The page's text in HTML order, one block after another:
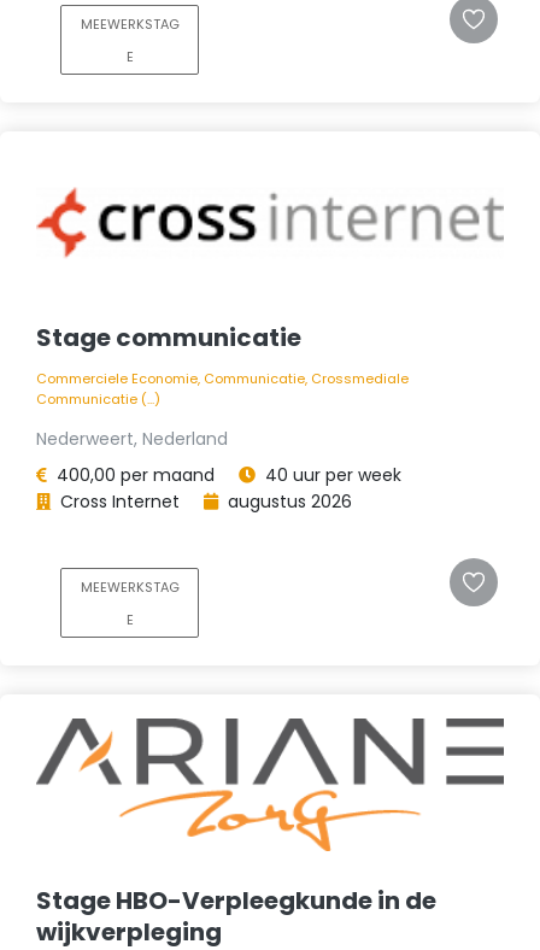
MEEWERKSTAG
E
Stage communicatie
Commerciele Economie, Communicatie, Crossmediale
Communicatie (...)
Nederweert, Nederland
400,00 per maand
40 uur per week
Cross Internet
augustus 2026
MEEWERKSTAG
E
Stage HBO-Verpleegkunde in de
wijkverpleging